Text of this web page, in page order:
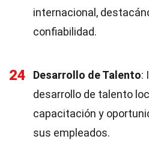
internacional,
confiabilidad.
24 Desarrollo de Talento:
desarrollo de talento
capacitación y
sus empleados.